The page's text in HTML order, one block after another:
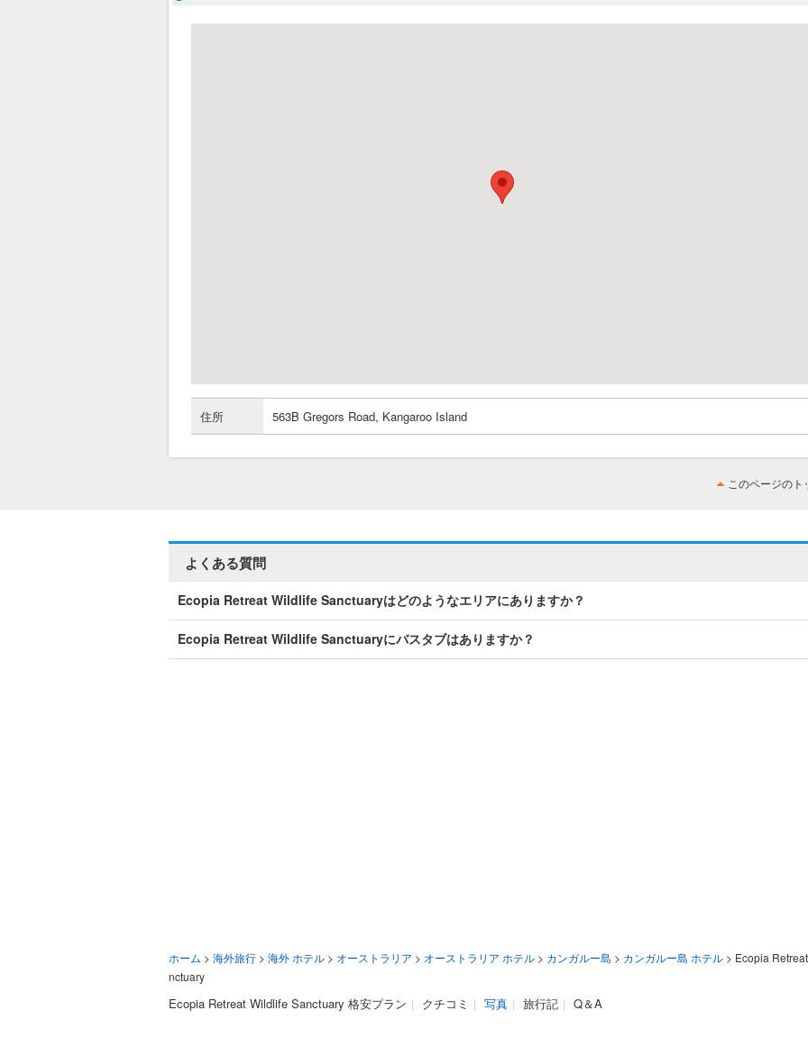
住所 563B Gregors Road, Kangaroo Island
このページのト
よくある質問
Ecopia Retreat Wildlife Sanctuaryはどのようなエリアにありますか？
Ecopia Retreat Wildlife Sanctuaryにバスタブはありますか？
ホーム > 海外旅行 > 海外 ホテル > オーストラリア > オーストラリア ホテル > カンガルー島 > カンガルー島 ホテル > Ecopia
nctuary
Ecopia Retreat Wildlife Sanctuary 格安プラン | クチコミ | 写真 | 旅行記 | Q＆A